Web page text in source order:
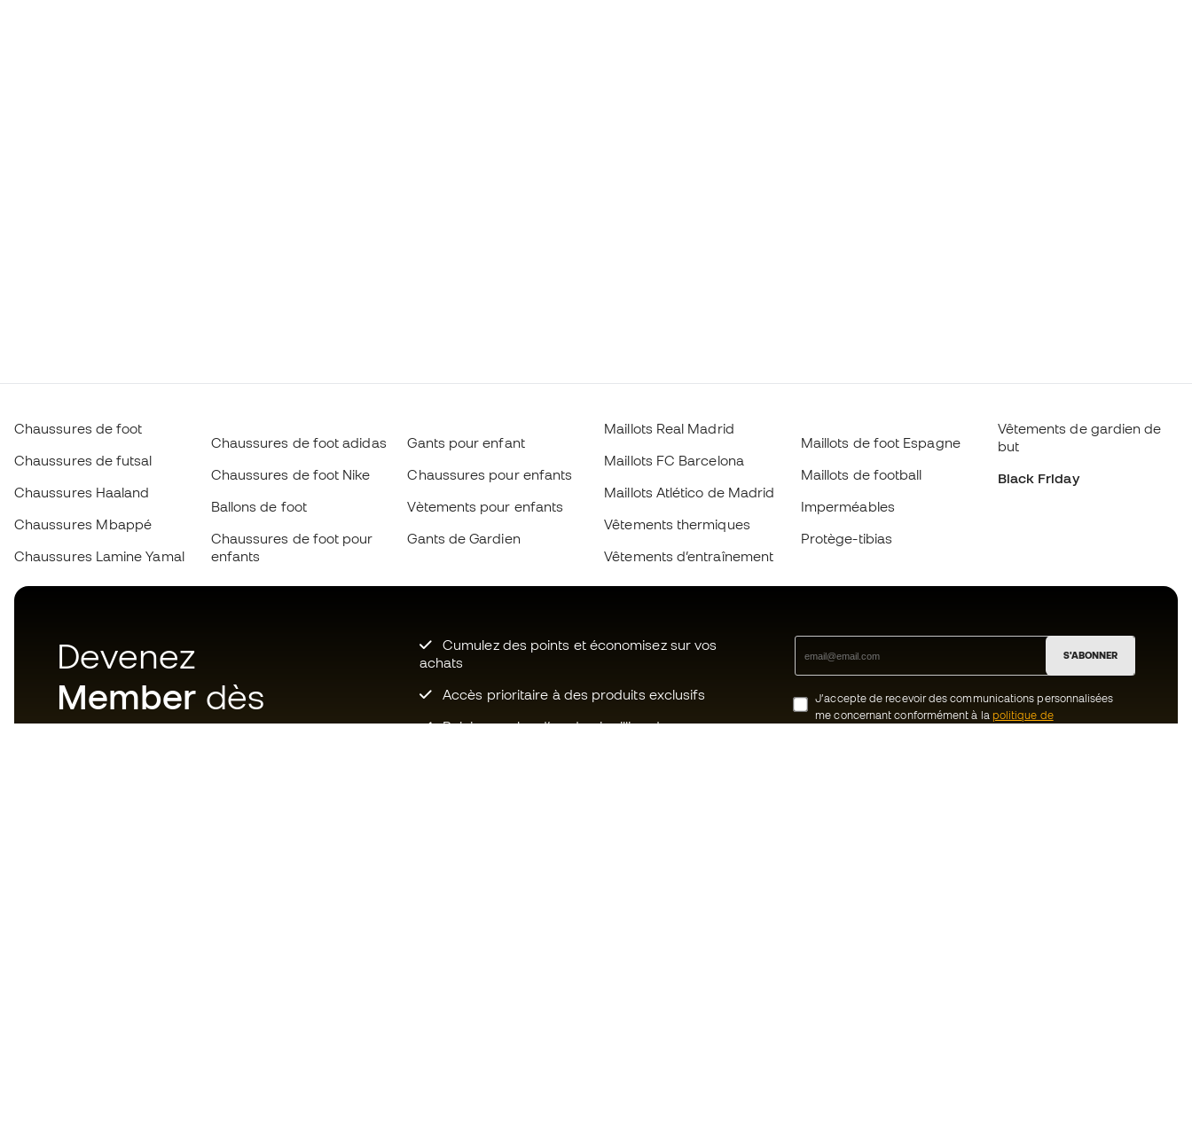
Chaussures de foot
Chaussures de futsal
Chaussures Haaland
Chaussures Mbappé
Chaussures Lamine Yamal
Chaussures de foot adidas
Chaussures de foot Nike
Ballons de foot
Chaussures de foot pour
enfants
Gants pour enfant
Chaussures pour enfants
Vètements pour enfants
Gants de Gardien
Maillots Real Madrid
Maillots FC Barcelona
Maillots Atlético de Madrid
Vêtements thermiques
Vêtements d’entraînement
Maillots de foot Espagne
Maillots de football
Imperméables
Protège-tibias
Vêtements de gardien de
but
Black Friday
Devenez
Member dès
maintenant
Cumulez des points et économisez sur vos
achats
Accès prioritaire à des produits exclusifs
Rejoignez plus d’un demi-million de
S'ABONNER
J’accepte de recevoir des communications personnalisées
me concernant conformément à la politique de